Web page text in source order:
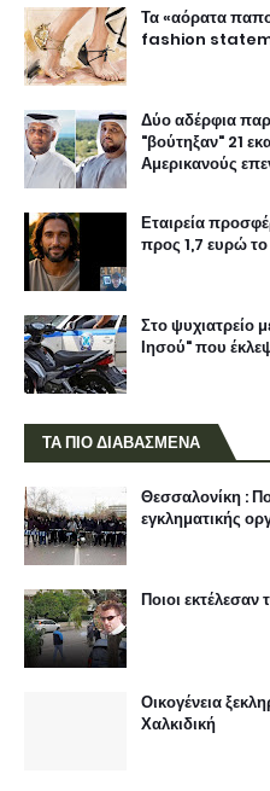
Τα «αόρατα
fashion
Δύο αδέρφια
"βούτηξαν" 21
Αμερικανούς
Εταιρεία
προς 1,7 ευρώ
Στο ψυχιατρείο
Ιησού" που
ΤΑ ΠΙΟ ΔΙΑΒΑΣΜΕΝΑ
Θεσσαλονίκη :
εγκληματικής
Ποιοι
Οικογένεια
Χαλκιδική